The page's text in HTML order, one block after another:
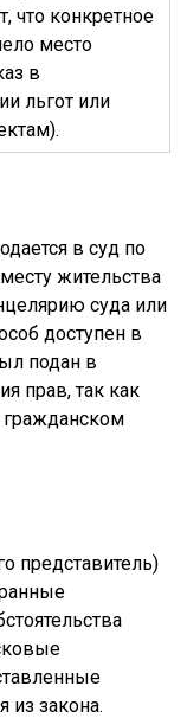
что конкретное
место
в
льгот или
в суд по
жительства
суда или
доступен в
подан в
прав, так как
гражданском
представитель)
из закона.